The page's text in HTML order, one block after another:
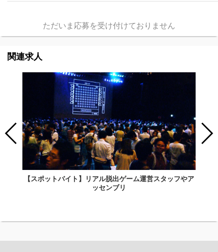
ただいま応募を受け付けておりません
関連求人
【スポットバイト】リアル脱出ゲーム運営スタッフやア
ッセンブリ